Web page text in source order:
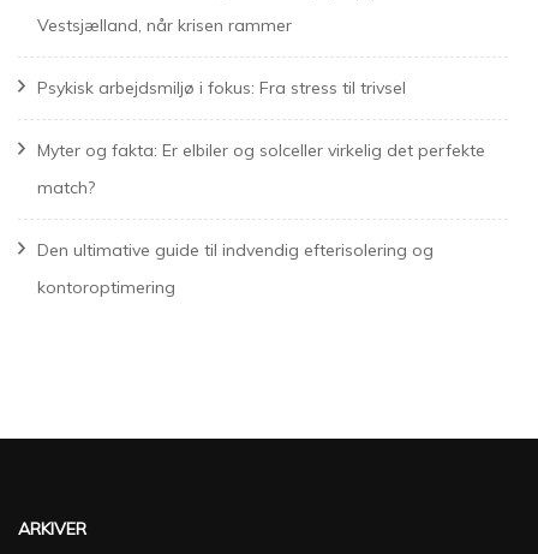
Vestsjælland, når krisen rammer
Psykisk arbejdsmiljø i fokus: Fra stress til trivsel
Myter og fakta: Er elbiler og solceller virkelig det perfekte
match?
Den ultimative guide til indvendig efterisolering og
kontoroptimering
ARKIVER